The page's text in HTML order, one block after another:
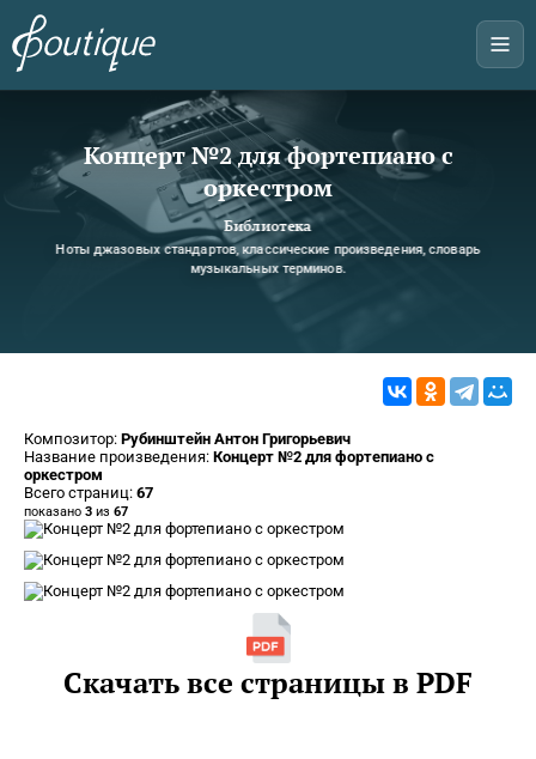
Концерт №2 для фортепиано с
оркестром
Библиотека
Ноты джазовых стандартов, классические произведения, словарь
музыкальных терминов.
Композитор: Рубинштейн Антон Григорьевич
Название произведения: Концерт №2 для фортепиано с
оркестром
Всего страниц: 67
показано 3 из 67
Скачать все страницы в PDF